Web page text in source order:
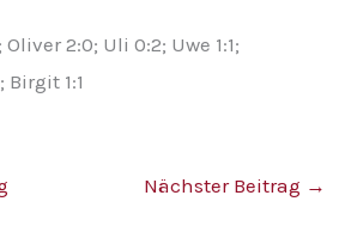
2:0; Uli 0:2; Uwe 1:1;
Birgit 1:1
Nächster Beitrag →